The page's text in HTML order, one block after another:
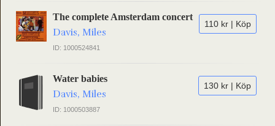
110 kr | Köp
The complete Amsterdam concert
Davis, Miles
ID: 1000524841
130 kr | Köp
Water babies
Davis, Miles
ID: 1000503887